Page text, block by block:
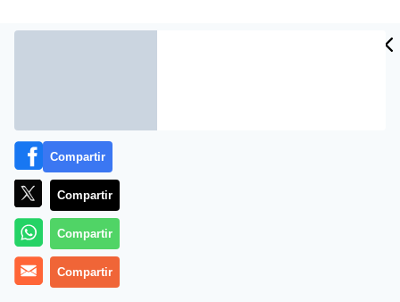
Más información
Compartir
Compartir
Compartir
Compartir